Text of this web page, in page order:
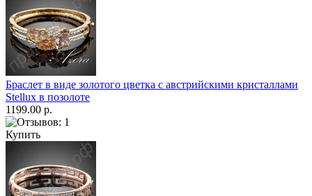
Браслет в виде золотого цветка с австрийскими кристаллами
Stellux в позолоте
1199.00 р.
Купить